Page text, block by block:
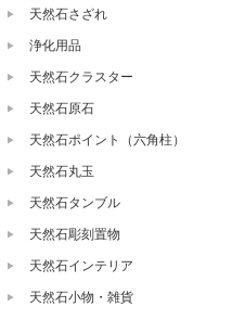
天然石さざれ
浄化用品
天然石クラスター
天然石原石
天然石ポイント（六角柱）
天然石丸玉
天然石タンブル
天然石彫刻置物
天然石インテリア
天然石小物・雑貨